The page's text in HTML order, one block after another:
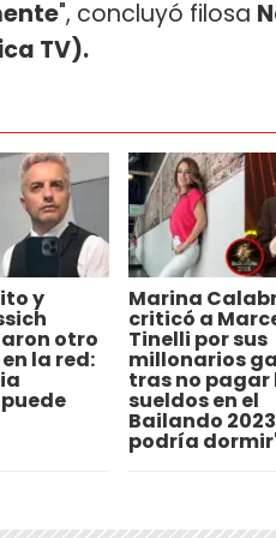
", concluyó filosa
TV).
y
otro
la red:
Marina
criticó a
Tinelli por sus
millonarios
tras no pagar
sueldos en el
Bailando
podría